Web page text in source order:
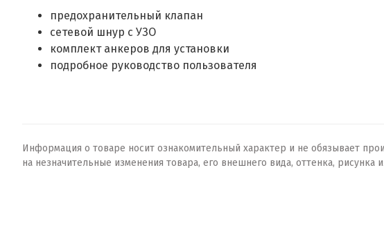
предохранительный клапан
сетевой шнур с УЗО
комплект анкеров для установки
подробное руководство пользователя
Информация о товаре носит ознакомительный характер и не обязывает
на незначительные изменения товара, его внешнего вида, оттенка,